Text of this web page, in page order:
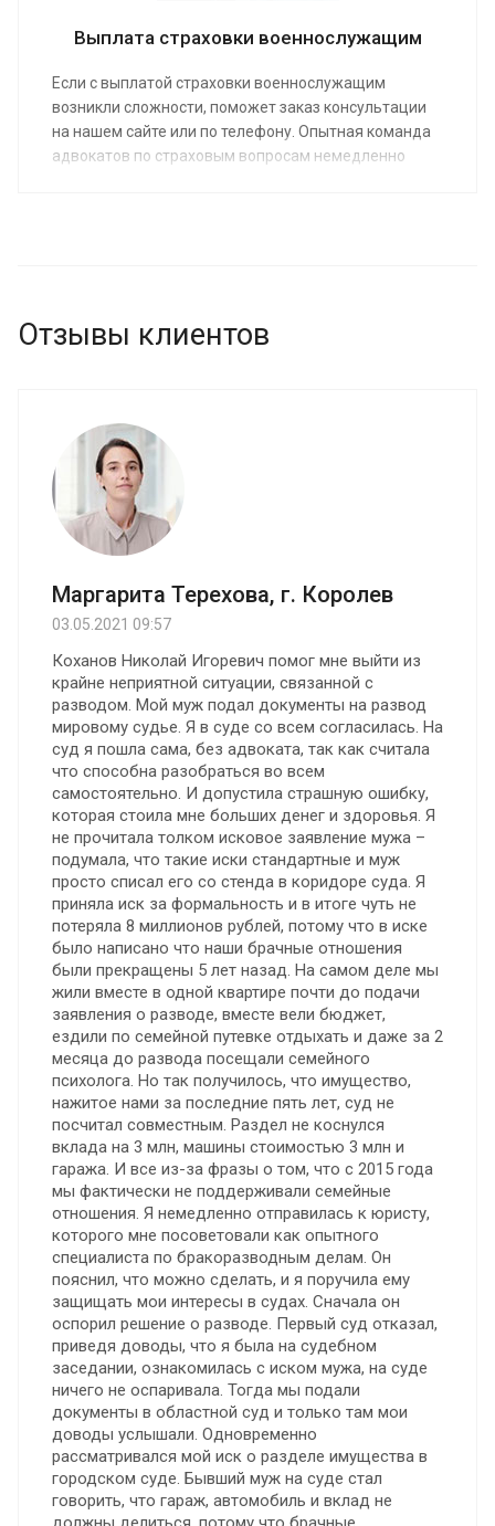
Выплата страховки военнослужащим
Если с выплатой страховки военнослужащим
возникли сложности, поможет заказ консультации
на нашем сайте или по телефону. Опытная команда
адвокатов по страховым вопросам немедленно
Отзывы клиентов
Маргарита Терехова, г. Королев
03.05.2021 09:57
Коханов Николай Игоревич помог мне выйти из
крайне неприятной ситуации, связанной с
разводом. Мой муж подал документы на развод
мировому судье. Я в суде со всем согласилась. На
суд я пошла сама, без адвоката, так как считала
что способна разобраться во всем
самостоятельно. И допустила страшную ошибку,
которая стоила мне больших денег и здоровья. Я
не прочитала толком исковое заявление мужа –
подумала, что такие иски стандартные и муж
просто списал его со стенда в коридоре суда. Я
приняла иск за формальность и в итоге чуть не
потеряла 8 миллионов рублей, потому что в иске
было написано что наши брачные отношения
были прекращены 5 лет назад. На самом деле мы
жили вместе в одной квартире почти до подачи
заявления о разводе, вместе вели бюджет,
ездили по семейной путевке отдыхать и даже за 2
месяца до развода посещали семейного
психолога. Но так получилось, что имущество,
нажитое нами за последние пять лет, суд не
посчитал совместным. Раздел не коснулся
вклада на 3 млн, машины стоимостью 3 млн и
гаража. И все из-за фразы о том, что с 2015 года
мы фактически не поддерживали семейные
отношения. Я немедленно отправилась к юристу,
которого мне посоветовали как опытного
специалиста по бракоразводным делам. Он
пояснил, что можно сделать, и я поручила ему
защищать мои интересы в судах. Сначала он
оспорил решение о разводе. Первый суд отказал,
приведя доводы, что я была на судебном
заседании, ознакомилась с иском мужа, на суде
ничего не оспаривала. Тогда мы подали
документы в областной суд и только там мои
доводы услышали. Одновременно
рассматривался мой иск о разделе имущества в
городском суде. Бывший муж на суде стал
говорить, что гараж, автомобиль и вклад не